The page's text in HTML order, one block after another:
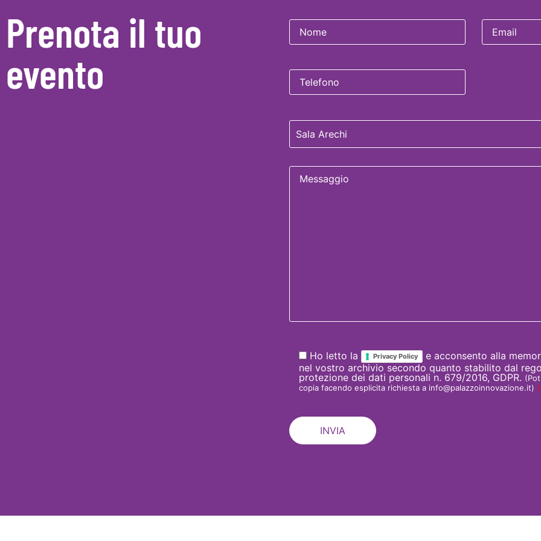
Prenota il tuo
evento
Ho letto la Privacy Policy
e acconsento alla
nel vostro archivio secondo quanto stabilito dal
protezione dei dati personali n. 679/2016, GDPR.
copia facendo esplicita richiesta a info@palazzoinnovazione.it)